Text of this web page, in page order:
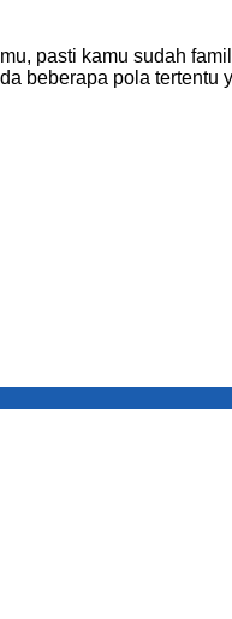
pasti kamu sudah
beberapa pola tertentu